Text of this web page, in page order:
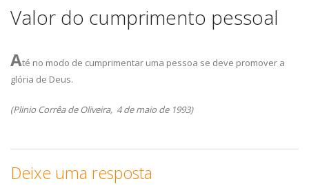
Valor do cumprimento pessoal
Até no modo de cumprimentar uma pessoa se deve promover a
glória de Deus.
(Plinio Corrêa de Oliveira, 4 de maio de 1993)
Deixe uma resposta